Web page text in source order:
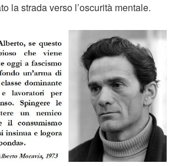
la strada verso l’oscurità mentale.